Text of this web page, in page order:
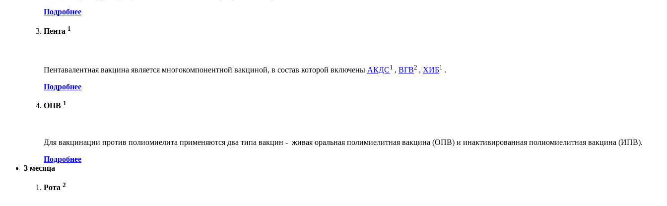
Подробнее
Пента 1
Пентавалентная вакцина является многокомпонентной вакциной, в состав которой включены АКДС1 , ВГВ2 , ХИБ1 .
Подробнее
ОПВ 1
Для вакцинации против полиомиелита применяются два типа вакцин - живая оральная полимиелитная вакцина (ОПВ) и инактивированная полиомиелитная вакцина (ИПВ).
Подробнее
3 месяца
Рота 2